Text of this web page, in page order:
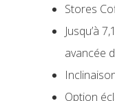
Stores
Jusqu’à
avancée
Option